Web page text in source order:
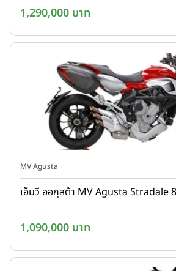
1,290,000 บาท
MV Agusta
เอ็มวี ออกุสต้า MV Agusta Stradale
1,090,000 บาท